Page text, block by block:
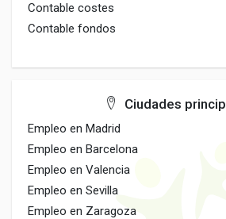
Contable costes
Contable fondos
Ciudades
Empleo en Madrid
Empleo en Barcelona
Empleo en Valencia
Empleo en Sevilla
Empleo en Zaragoza